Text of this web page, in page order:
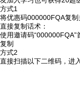
方式1
将优惠码000000FQA复制
直接复制话术：
使用邀请码
复制
方式2
直接扫描以下二维码，进